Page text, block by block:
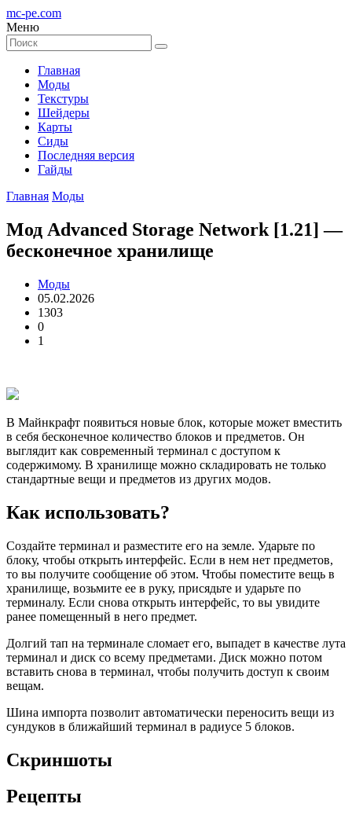
mc-pe.com
Меню
Главная
Моды
Текстуры
Шейдеры
Карты
Сиды
Последняя версия
Гайды
Главная Моды
Мод Advanced Storage Network [1.21] —
бесконечное хранилище
Моды
05.02.2026
1303
0
1
В Майнкрафт появиться новые блок, которые может вместить
в себя бесконечное количество блоков и предметов. Он
выглядит как современный терминал с доступом к
содержимому. В хранилище можно складировать не только
стандартные вещи и предметов из других модов.
Как использовать?
Создайте терминал и разместите его на земле. Ударьте по
блоку, чтобы открыть интерфейс. Если в нем нет предметов,
то вы получите сообщение об этом. Чтобы поместите вещь в
хранилище, возьмите ее в руку, присядьте и ударьте по
терминалу. Если снова открыть интерфейс, то вы увидите
ранее помещенный в него предмет.
Долгий тап на терминале сломает его, выпадет в качестве лута
терминал и диск со всему предметами. Диск можно потом
вставить снова в терминал, чтобы получить доступ к своим
вещам.
Шина импорта позволит автоматически переносить вещи из
сундуков в ближайший терминал в радиусе 5 блоков.
Скриншоты
Рецепты